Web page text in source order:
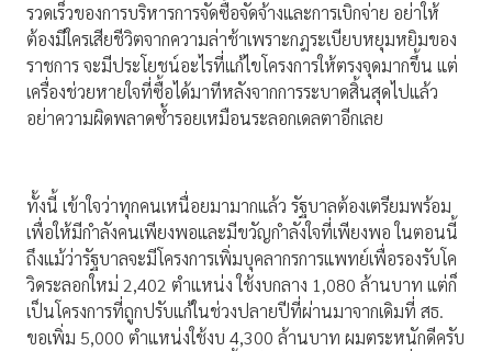
รวดเร็วของการบริหารการจัดซื้อจัดจ้างและการเบิกจ่าย อย่าให้
ต้องมีใครเสียชีวิตจากความล่าช้าเพราะกฎระเบียบหยุมหยิมของ
ราชการ จะมีประโยชน์อะไรที่แก้ไขโครงการให้ตรงจุดมากขึ้น แต่
เครื่องช่วยหายใจที่ซื้อได้มาทีหลังจากการระบาดสิ้นสุดไปแล้ว
อย่าความผิดพลาดซ้ำรอยเหมือนระลอกเดลตาอีกเลย
ทั้งนี้​ เข้าใจว่าทุกคนเหนื่อยมามากแล้ว รัฐบาลต้องเตรียมพร้อม
เพื่อให้มีกำลังคนเพียงพอและมีขวัญกำลังใจที่เพียงพอ ในตอนนี้
ถึงแม้ว่ารัฐบาลจะมีโครงการเพิ่มบุคลากรการแพทย์เพื่อรองรับโค
วิดระลอกใหม่ 2,402 ตำแหน่ง ใช้งบกลาง 1,080 ล้านบาท แต่ก็
เป็นโครงการที่ถูกปรับแก้ในช่วงปลายปีที่ผ่านมาจากเดิมที่ สธ.
ขอเพิ่ม 5,000 ตำแหน่งใช้งบ 4,300 ล้านบาท ผมตระหนักดีครับ